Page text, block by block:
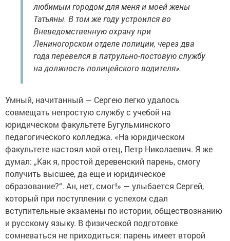
любимым городом для меня и моей жены
Татьяны. В том же году устроился во
Вневедомственную охрану при
Лениногорском отделе полиции, через два
года перевелся в патрульно-постовую службу
на должность полицейского водителя».
Умный, начитанный — Сергею легко удалось
совмещать непростую службу с учебой на
юридическом факультете Бугульминского
педагогического колледжа. «На юридическом
факультете настоял мой отец, Петр Николаевич. Я же
думал: „Как я, простой деревенский парень, смогу
получить высшее, да еще и юридическое
образование?“. Ан, нет, смог!» — улыбается Сергей,
который при поступлении с успехом сдал
вступительные экзамены по истории, обществознанию
и русскому языку. В физической подготовке
сомневаться не приходиться: парень имеет второй